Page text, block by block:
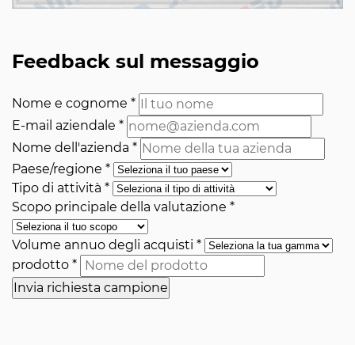
Feedback sul messaggio
Nome e cognome *
E-mail aziendale *
Nome dell'azienda *
Paese/regione *
Tipo di attività *
Scopo principale della valutazione *
Volume annuo degli acquisti *
prodotto *
Invia richiesta campione